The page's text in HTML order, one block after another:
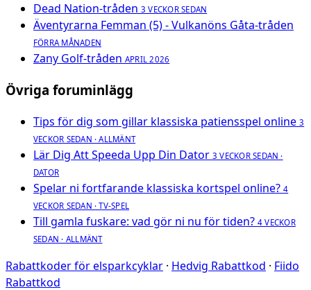
Dead Nation-tråden 3 VECKOR SEDAN
Äventyrarna Femman (5) - Vulkanöns Gåta-tråden
FÖRRA MÅNADEN
Zany Golf-tråden APRIL 2026
Övriga foruminlägg
Tips för dig som gillar klassiska patiensspel online 3
VECKOR SEDAN · ALLMÄNT
Lär Dig Att Speeda Upp Din Dator 3 VECKOR SEDAN ·
DATOR
Spelar ni fortfarande klassiska kortspel online? 4
VECKOR SEDAN · TV-SPEL
Till gamla fuskare: vad gör ni nu för tiden? 4 VECKOR
SEDAN · ALLMÄNT
Rabattkoder för elsparkcyklar · Hedvig Rabattkod · Fiido
Rabattkod